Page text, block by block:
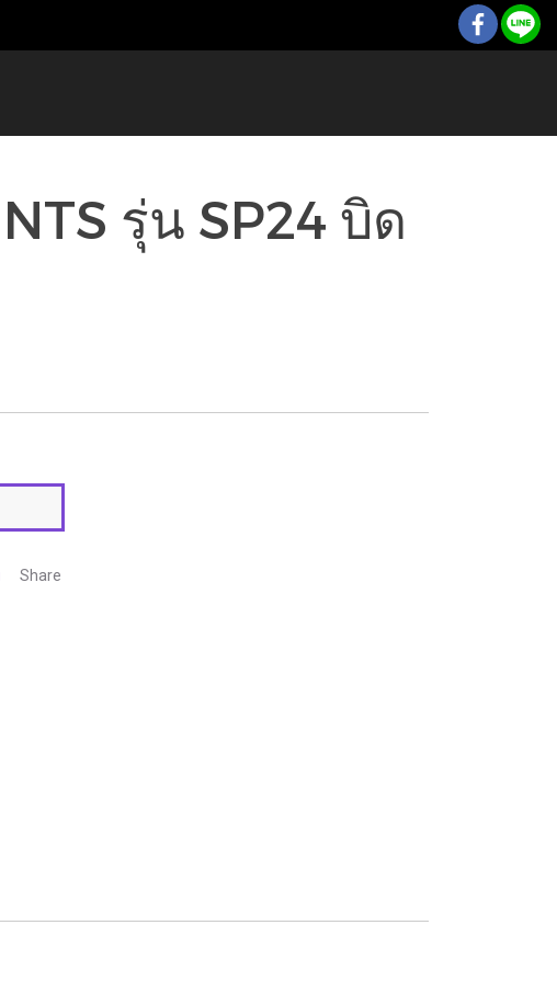
รุ่น SP24 บิด
Share